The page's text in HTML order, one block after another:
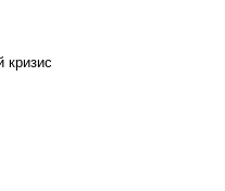
кризис